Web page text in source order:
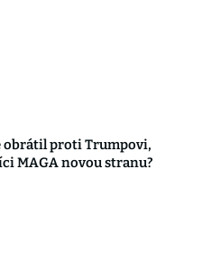
obrátil proti Trumpovi,
MAGA novou stranu?